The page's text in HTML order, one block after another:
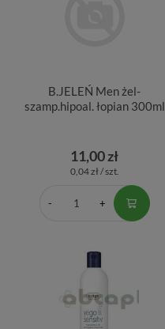
B.JELEŃ Men żel-
szamp.hipoal. łopian 300ml
11,00 zł
0,04 zł / szt.